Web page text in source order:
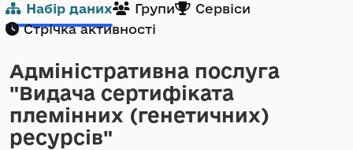
Набір даних Групи
Сервіси
Стрічка активності
Адміністративна послуга
"Видача сертифіката
племінних (генетичних)
ресурсів"